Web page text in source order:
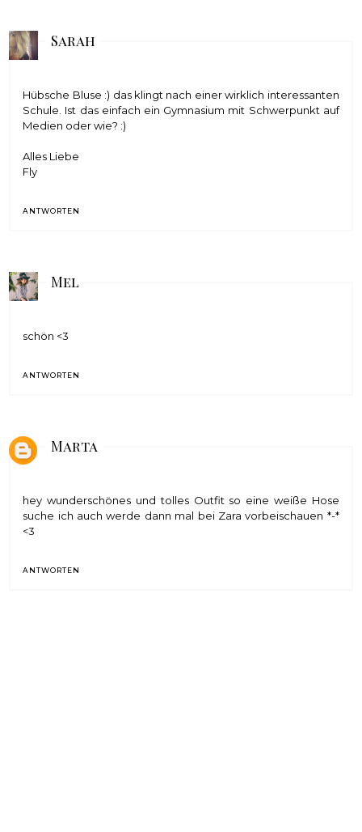
Sarah
Hübsche Bluse :) das klingt nach einer wirklich interessanten
Schule. Ist das einfach ein Gymnasium mit Schwerpunkt auf
Medien oder wie? :)
Alles Liebe
Fly
ANTWORTEN
Mel
schön <3
ANTWORTEN
Marta
hey wunderschönes und tolles Outfit so eine weiße Hose
suche ich auch werde dann mal bei Zara vorbeischauen *-*
<3
ANTWORTEN